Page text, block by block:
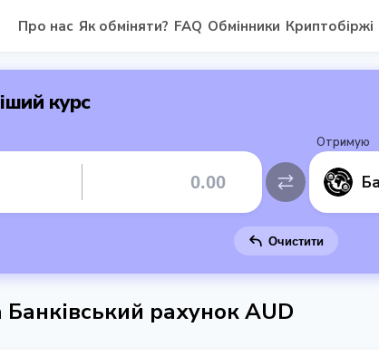
Про нас Як обміняти? FAQ Обмінники Криптобіржі
курс
Отримую
Очистити
рахунок AUD